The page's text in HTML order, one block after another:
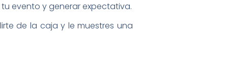
evento y generar expectativa.
de la caja y le muestres una